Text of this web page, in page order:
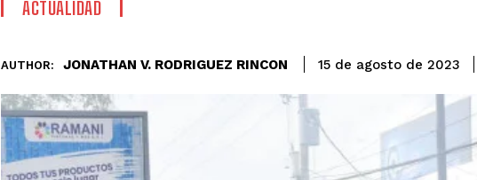
ACTUALIDAD
AUTHOR: JONATHAN V. RODRIGUEZ RINCON 15 de agosto de 2023